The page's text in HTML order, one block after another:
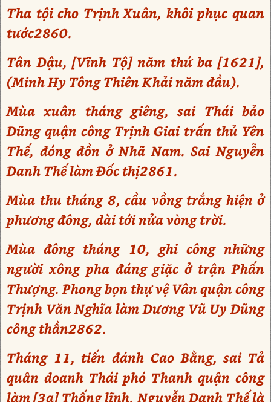
Tha tội cho Trịnh Xuân, khôi phục quan
tước2860.
Tân Dậu, [Vĩnh Tộ] năm thứ ba [1621],
(Minh Hy Tông Thiên Khải năm đầu).
Mùa xuân tháng giêng, sai Thái bảo
Dũng quận công Trịnh Giai trấn thủ Yên
Thế, đóng đồn ở Nhã Nam. Sai Nguyễn
Danh Thế làm Đốc thị2861.
Mùa thu tháng 8, cầu vồng trắng hiện ở
phương đông, dài tới nửa vòng trời.
Mùa đông tháng 10, ghi công những
người xông pha đáng giặc ở trận Phấn
Thượng. Phong bọn thự vệ Vân quận công
Trịnh Văn Nghĩa làm Dương Vũ Uy Dũng
công thần2862.
Tháng 11, tiến đánh Cao Bằng, sai Tả
quân doanh Thái phó Thanh quận công
làm [3a] Thống lĩnh, Nguyễn Danh Thế là